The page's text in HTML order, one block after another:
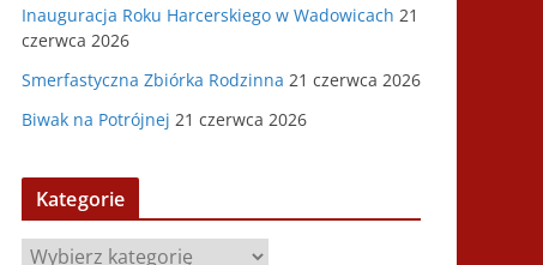
Inauguracja Roku Harcerskiego w Wadowicach 21
czerwca 2026
Smerfastyczna Zbiórka Rodzinna 21 czerwca 2026
Biwak na Potrójnej 21 czerwca 2026
Kategorie
K